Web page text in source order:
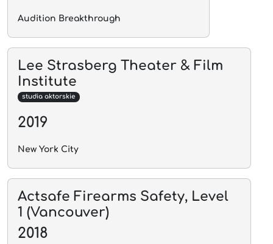
Audition Breakthrough
Lee Strasberg Theater & Film
Institute
studia aktorskie
2019
New York City
Actsafe Firearms Safety, Level
1 (Vancouver)
2018